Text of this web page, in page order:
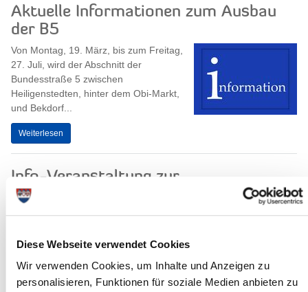
Diese Webseite verwendet Cookies
Wir verwenden Cookies, um Inhalte und Anzeigen zu
personalisieren, Funktionen für soziale Medien anbieten zu
Aktuelle Informationen zum Ausbau
der B5
Von Montag, 19. März, bis zum Freitag,
27. Juli, wird der Abschnitt der
Bundesstraße 5 zwischen
Heiligenstedten, hinter dem Obi-Markt,
und Bekdorf...
Weiterlesen
Info-Veranstaltung zur
Kindertagespflege
Die nächste Info-Veranstaltung zum Thema Kindertagespflege
Raum 226 (1. Stock) des...
Weiterlesen